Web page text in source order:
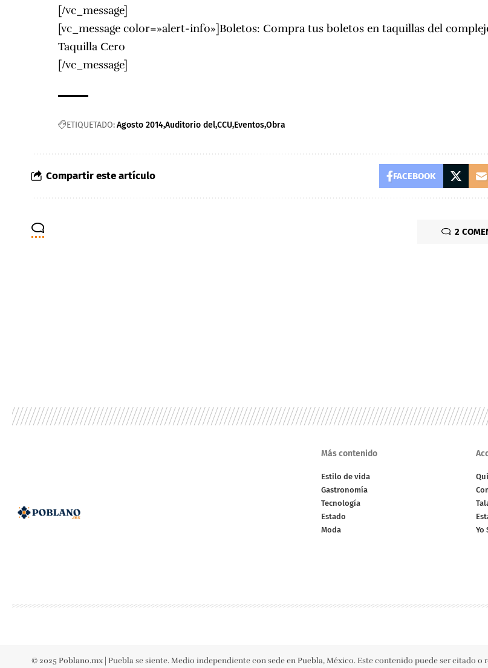
[/vc_message]
[vc_message color=»alert-info»]Boletos: Compra tus boletos en taquillas del
Taquilla Cero
[/vc_message]
ETIQUETADO:Agosto 2014Auditorio delCCU EventosObra
Compartir este artículo FACEBOOK
2
Más contenido
Estilo de vida
Gastronomía
Tecnología
Estado
Moda
Yo
© 2025 Poblano.mx | Puebla se siente. Medio independiente con sede en Puebla, México. Este contenido puede ser citado